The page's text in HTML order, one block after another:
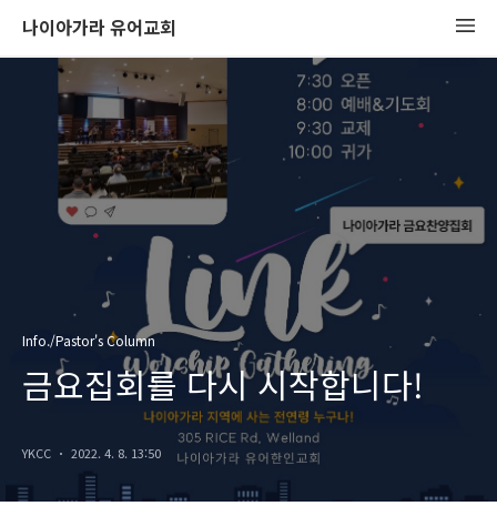
나이아가라 유어교회
Info./Pastor's Column
금요집회를 다시 시작합니다!
YKCC 2022. 4. 8. 13:50